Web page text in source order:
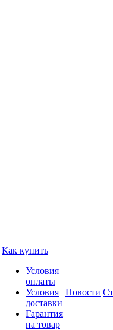
Как купить
Условия
оплаты
Условия
доставки
Гарантия
на товар
Новости